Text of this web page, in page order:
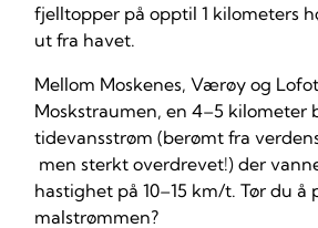
fjelltopper på opptil 1 kilometers
ut fra havet.
Mellom Moskenes, Værøy og
Moskstraumen, en 4–5 kilometer
tidevansstrøm (berømt fra
men sterkt overdrevet!) der
hastighet på 10–15 km/t. Tør du
malstrømmen?